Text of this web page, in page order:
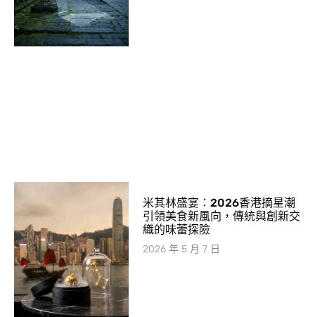
米其林盛宴：2026香港摘星潮
引領美食新風向，傳統與創新交
織的味蕾探險
2026 年 5 月 7 日